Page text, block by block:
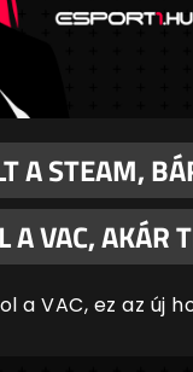
A STEAM,
VAC, AKÁR
a VAC, ez az új